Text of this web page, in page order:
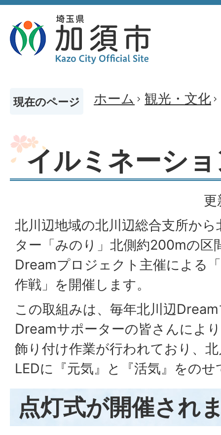
現在のページ ホーム 観光・文化
イルミネーシ
更
北川辺地域の北川辺総合支所か
ター「みのり」北側約200mの区
Dreamプロジェクト主催による
作戦」を開催します。
この取組みは、毎年北川辺
Dreamサポーターの皆さんによ
飾り付け作業が行われており、
LEDに『元気』と『活気』をの
点灯式が開催され